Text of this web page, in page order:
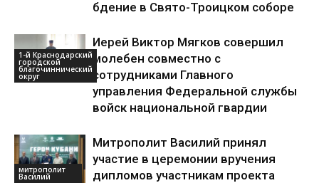
бдение в Свято-Троицком соборе
1-й Краснодарский
городской
благочиннический
округ
Иерей Виктор Мягков совершил
молебен совместно с
сотрудниками Главного
управления Федеральной службы
войск национальной гвардии
митрополит
Василий
Митрополит Василий принял
участие в церемонии вручения
дипломов участникам проекта